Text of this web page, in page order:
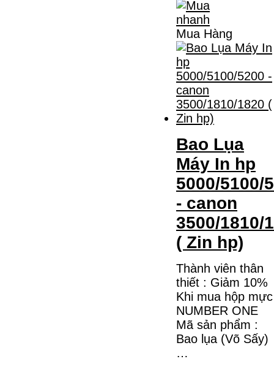
Mua Hàng
Bao Lụa
Máy In hp
5000/5100/
- canon
3500/1810/
( Zin hp)
Thành viên thân
thiết : Giảm 10%
Khi mua hộp mực
NUMBER ONE
Mã sản phẩm :
Bao lụa (Võ Sấy)
…